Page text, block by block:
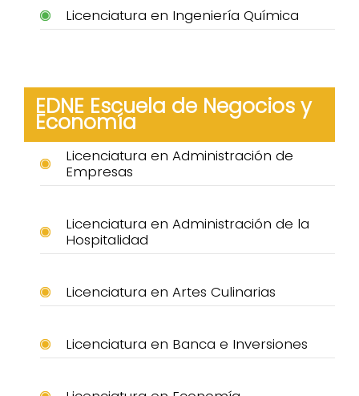
Licenciatura en Ingeniería Química
EDNE Escuela de Negocios y
Economía
Licenciatura en Administración de
Empresas
Licenciatura en Administración de la
Hospitalidad
Licenciatura en Artes Culinarias
Licenciatura en Banca e Inversiones